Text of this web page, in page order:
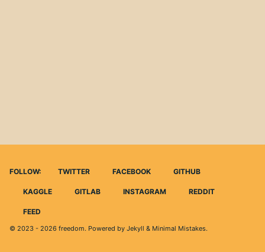
FOLLOW: TWITTER FACEBOOK GITHUB
KAGGLE GITLAB INSTAGRAM REDDIT
FEED
© 2023 - 2026 freedom. Powered by Jekyll & Minimal Mistakes.